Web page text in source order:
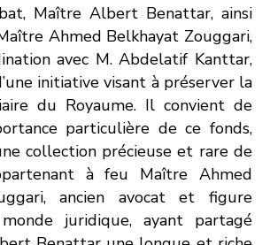
Maître Albert Benattar, ainsi
Ahmed Belkhayat Zouggari,
avec M. Abdelatif Kanttar,
initiative visant à préserver la
du Royaume. Il convient de
particulière de ce fonds,
collection précieuse et rare de
à feu Maître Ahmed
ancien avocat et figure
juridique, ayant partagé